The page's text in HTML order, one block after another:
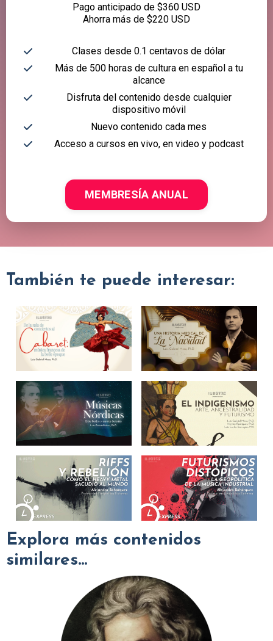
Pago anticipado de $360 USD
Ahorra más de $220 USD
Clases desde 0.1 centavos de dólar
Más de 500 horas de cultura en español a tu
alcance
Disfruta del contenido desde cualquier
dispositivo móvil
Nuevo contenido cada mes
Acceso a cursos en vivo, en video y podcast
MEMBRESÍA ANUAL
También te puede interesar:
Explora más contenidos
similares...